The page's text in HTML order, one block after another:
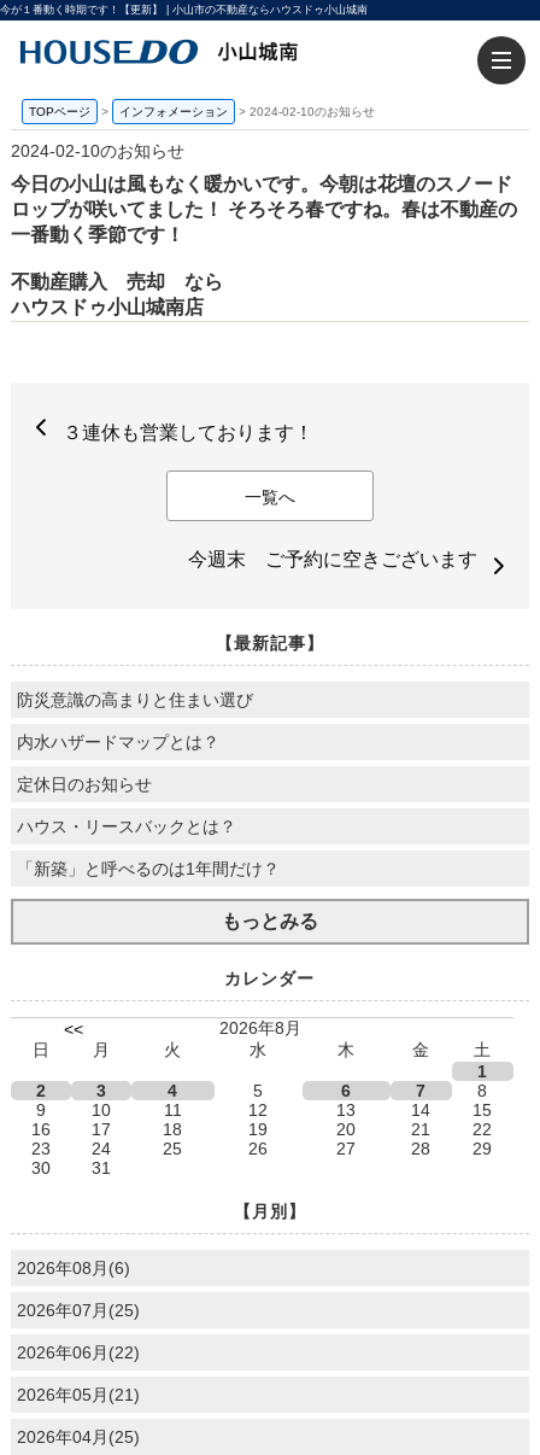
今が１番動く時期です！【更新】 | 小山市の不動産ならハウスドゥ小山城南
TOPページ > インフォメーション > 2024-02-10のお知らせ
2024-02-10のお知らせ
今日の小山は風もなく暖かいです。今朝は花壇のスノード
ロップが咲いてました！ そろそろ春ですね。春は不動産の
一番動く季節です！
不動産購入 売却 なら
ハウスドゥ小山城南店
３連休も営業しております！
一覧へ
今週末 ご予約に空きございます
【最新記事】
防災意識の高まりと住まい選び
内水ハザードマップとは？
定休日のお知らせ
ハウス・リースバックとは？
「新築」と呼べるのは1年間だけ？
もっとみる
カレンダー
<<
2026年8月
日
月 火 水 木 金
土
1
2
3 4 5 6 7
8
9
10 11 12 13 14
15
16
17 18 19 20 21
22
23
24 25 26 27 28
29
30
31
【月別】
2026年08月(6)
2026年07月(25)
2026年06月(22)
2026年05月(21)
2026年04月(25)